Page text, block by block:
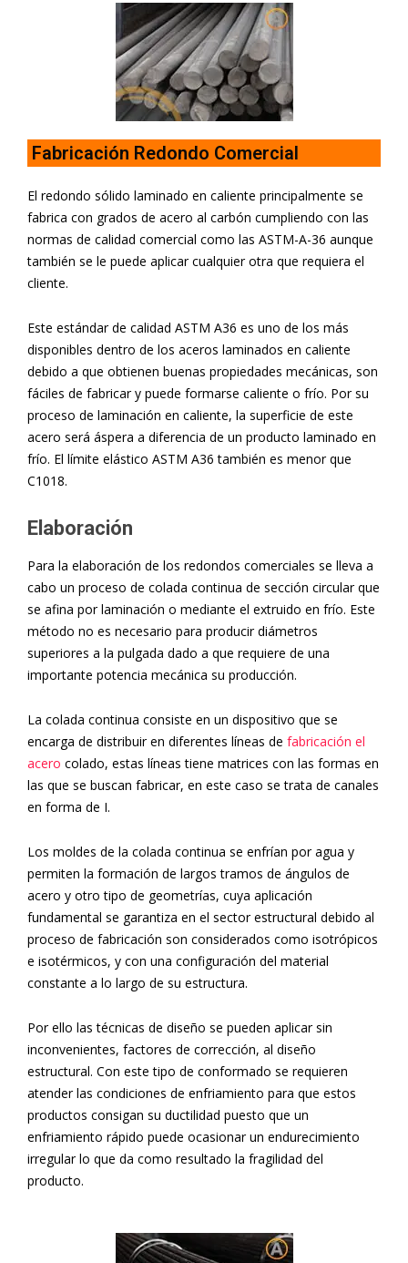
Fabricación Redondo Comercial
El redondo sólido laminado en caliente principalmente se
fabrica con grados de acero al carbón cumpliendo con las
normas de calidad comercial como las ASTM-A-36 aunque
también se le puede aplicar cualquier otra que requiera el
cliente.
Este estándar de calidad ASTM A36 es uno de los más
disponibles dentro de los aceros laminados en caliente
debido a que obtienen buenas propiedades mecánicas, son
fáciles de fabricar y puede formarse caliente o frío. Por su
proceso de laminación en caliente, la superficie de este
acero será áspera a diferencia de un producto laminado en
frío. El límite elástico ASTM A36 también es menor que
C1018.
Elaboración
Para la elaboración de los redondos comerciales se lleva a
cabo un proceso de colada continua de sección circular que
se afina por laminación o mediante el extruido en frío. Este
método no es necesario para producir diámetros
superiores a la pulgada dado a que requiere de una
importante potencia mecánica su producción.
La colada continua consiste en un dispositivo que se
encarga de distribuir en diferentes líneas de fabricación el
acero colado, estas líneas tiene matrices con las formas en
las que se buscan fabricar, en este caso se trata de canales
en forma de I.
Los moldes de la colada continua se enfrían por agua y
permiten la formación de largos tramos de ángulos de
acero y otro tipo de geometrías, cuya aplicación
fundamental se garantiza en el sector estructural debido al
proceso de fabricación son considerados como isotrópicos
e isotérmicos, y con una configuración del material
constante a lo largo de su estructura.
Por ello las técnicas de diseño se pueden aplicar sin
inconvenientes, factores de corrección, al diseño
estructural. Con este tipo de conformado se requieren
atender las condiciones de enfriamiento para que estos
productos consigan su ductilidad puesto que un
enfriamiento rápido puede ocasionar un endurecimiento
irregular lo que da como resultado la fragilidad del
producto.